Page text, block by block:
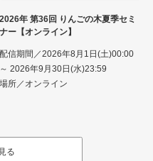
2026年 第36回 りんごの木夏季セミ
ナー【オンライン】
配信期間／2026年8月1日(土)00:00
～ 2026年9月30日(水)23:59
場所／オンライン
る